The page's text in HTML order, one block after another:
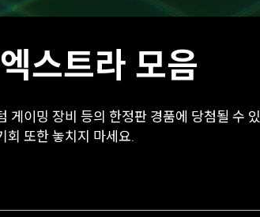
스트라 모음
이밍 장비 등의 한정판 경품에 당첨될 수 있
회 또한 놓치지 마세요.